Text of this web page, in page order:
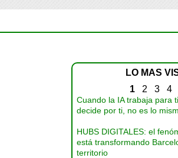
LO MAS
1 2 3 4
Cuando la IA trabaja para
decide por ti, no es lo
HUBS DIGITALES: el
está transformando
territorio